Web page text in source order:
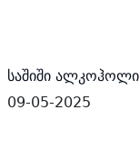
საშიში ალკოჰოლი
09-05-2025